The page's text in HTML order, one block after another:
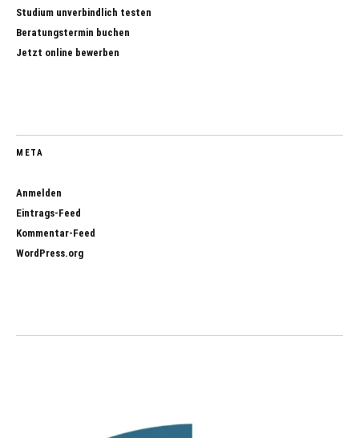
Studium unverbindlich testen
Beratungstermin buchen
Jetzt online bewerben
META
Anmelden
Eintrags-Feed
Kommentar-Feed
WordPress.org